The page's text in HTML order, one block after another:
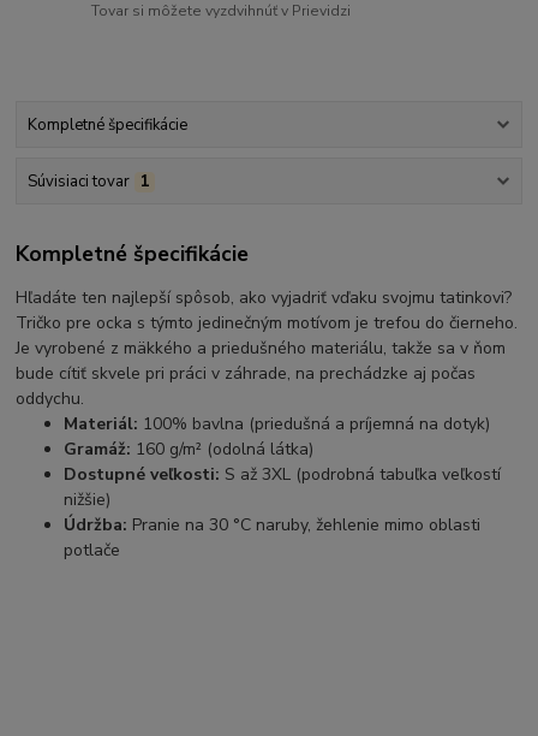
Tovar si môžete vyzdvihnúť v Prievidzi
Kompletné špecifikácie
Súvisiaci tovar 1
Kompletné špecifikácie
Hľadáte ten najlepší spôsob, ako vyjadriť vďaku svojmu tatinkovi?
Tričko pre ocka s týmto jedinečným motívom je trefou do čierneho.
Je vyrobené z mäkkého a priedušného materiálu, takže sa v ňom
bude cítiť skvele pri práci v záhrade, na prechádzke aj počas
oddychu.
Materiál: 100% bavlna (priedušná a príjemná na dotyk)
Gramáž: 160 g/m² (odolná látka)
Dostupné veľkosti: S až 3XL (podrobná tabuľka veľkostí
nižšie)
Údržba: Pranie na 30 °C naruby, žehlenie mimo oblasti
potlače